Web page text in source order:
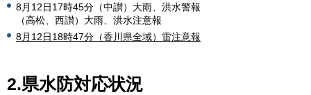
8月12日17時45分（中讃）大雨、洪水警報
（高松、西讃）大雨、洪水注意報
8月12日18時47分（香川県全域）雷注意報
2.県水防対応状況